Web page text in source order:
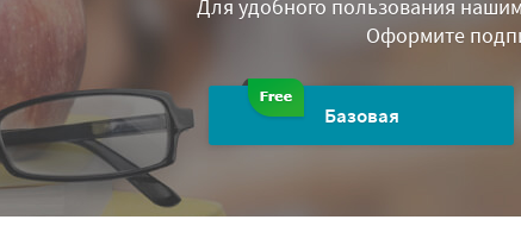
Для удобного пользования
Оформите
Базовая